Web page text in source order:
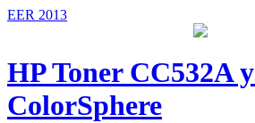
EER 2013
HP Toner CC532A
ColorSphere